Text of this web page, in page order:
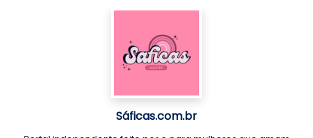
Sáficas.com.br